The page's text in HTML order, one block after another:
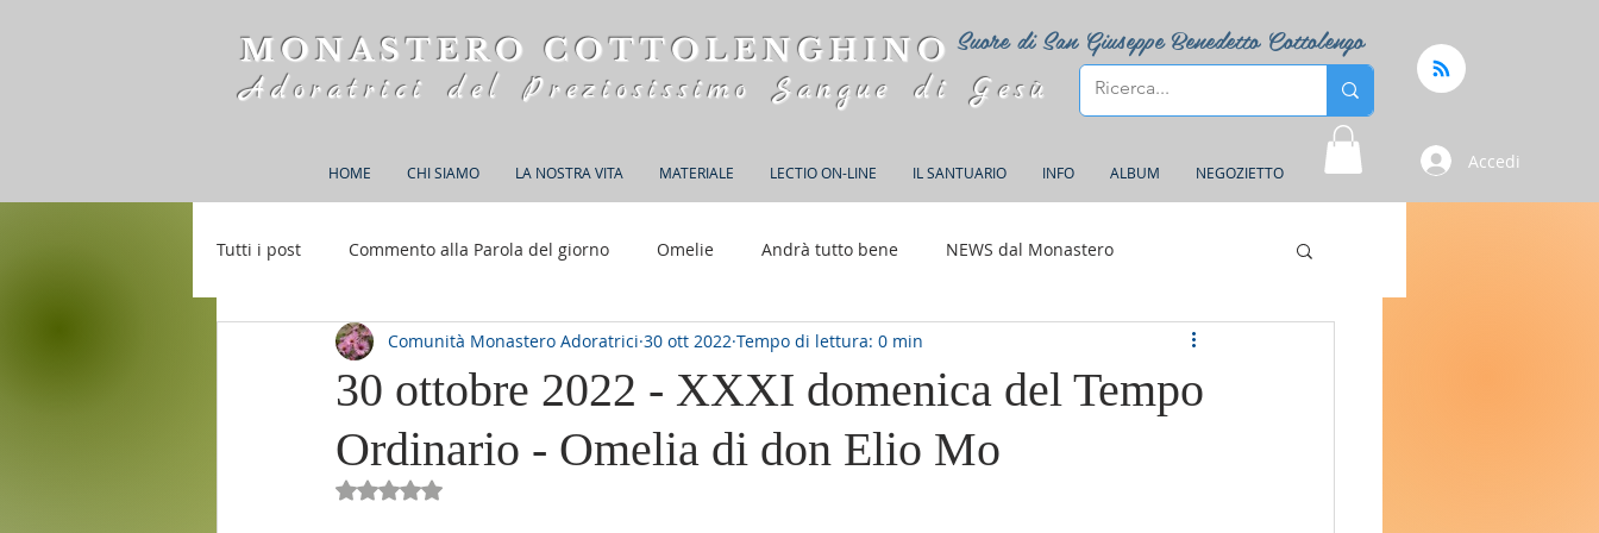
Suore di San Giuseppe Benedetto Cottolengo
MONASTERO COTTOLENGHINO
Adoratrici del Preziosissimo Sangue di Gesù
HOME CHI SIAMO LA NOSTRA VITA MATERIALE LECTIO ON-LINE IL SANTUARIO INFO ALBUM NEGOZIETTO
Accedi
Tutti i post Commento alla Parola del giorno Omelie Andrà tutto bene NEWS dal Monastero
Rifugio S. M. della Bellezza 150 anni di Adorazione
30 ottobre 2022 - XXXI domenica del Tempo
Ordinario - Omelia di don Elio Mo
Comunità Monastero Adoratrici 30 ott 2022 Tempo di lettura: 0 min
Valutazione NaN stelle su 5.